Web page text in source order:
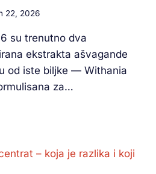
22, 2026
su trenutno dva
ekstrakta ašvagande
od iste biljke — Withania
za…